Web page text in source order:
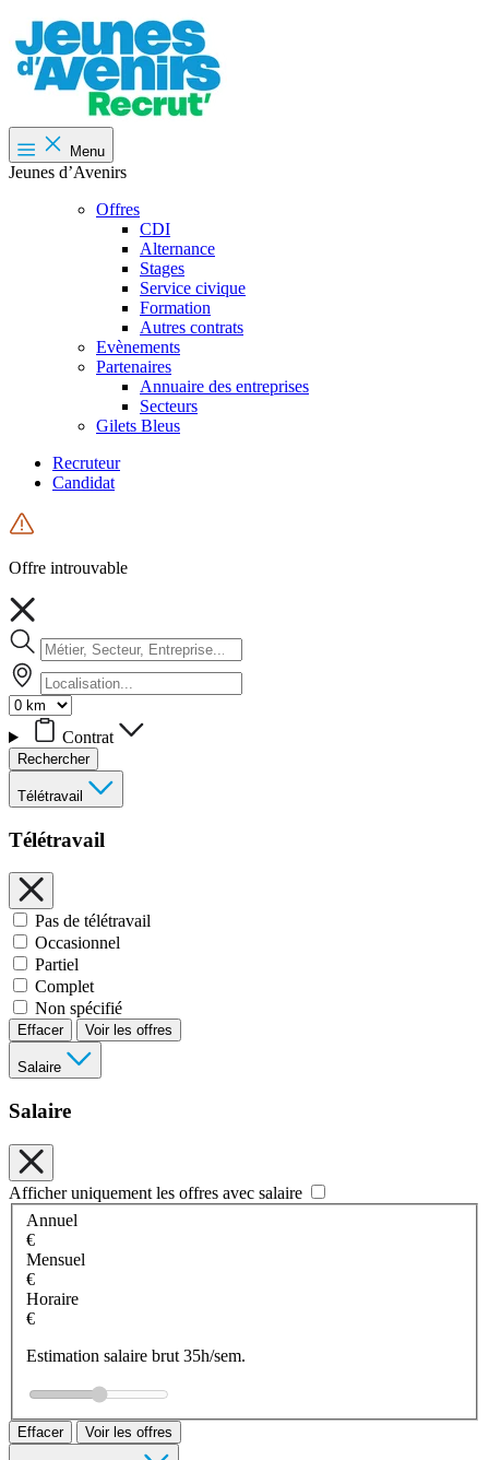
Menu
Jeunes d’Avenirs
Offres
CDI
Alternance
Stages
Service civique
Formation
Autres contrats
Evènements
Partenaires
Annuaire des entreprises
Secteurs
Gilets Bleus
Recruteur
Candidat
Offre introuvable
Contrat
Rechercher
Télétravail
Télétravail
Pas de télétravail
Occasionnel
Partiel
Complet
Non spécifié
Effacer Voir les offres
Salaire
Salaire
Afficher uniquement les offres avec salaire
Annuel
€
Mensuel
€
Horaire
€
Estimation salaire brut 35h/sem.
Effacer Voir les offres